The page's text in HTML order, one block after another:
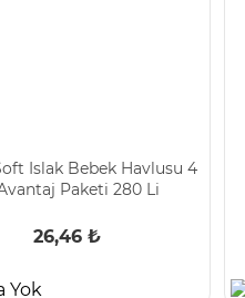
Islak Bebek Havlusu 4
Paketi 280 Li
26,46 ₺